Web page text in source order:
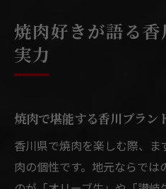
焼肉好きが語る
実力
焼肉で堪能する香川ブラン
香川県で焼肉を楽しむ際、
肉の個性です。地元ならで